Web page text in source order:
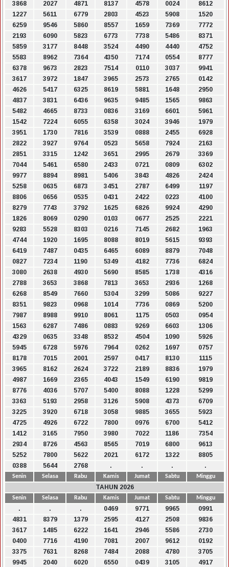
3868 2027 4871 8137 4578 0024
8612
1227
5611 6779 2803 4523 5908
1520
6259
9546 5860 8557 1659 7369
7772
2193
6090 5823 6773 7738 5486
8371
5859
3177 8448 3524 4490 4440
4752
5583
8962 7364 4350 7174 0554
8777
6378
9673 2823 7514 0110 3037
9941
3617
3972 1847 3965 2573 2765
0142
4626
5417 6325 8619 5881 1648
2950
4837
3831 6436 9635 9485 1565
9863
5482
4665 8733 0836 3169 6601
5961
1542
7224 6055 6358 3024 3946
1979
3951
1730 7816 3539 0888 2455
6928
2822
3927 9764 0523 5658 7924
2163
2851
3315 1242 3651 2995 2679
3369
7044
5461 6580 2433 0721 0809
6302
9977
8894 8981 5406 3843 4826
2424
5258
0635 6873 3451 2787 6499
1197
8806
0656 0535 0431 2422 0223
4100
8279
7743 3792 1625 6826 9924
4290
1826
8069 0290 0103 0677 2525
2221
9283
5528 8303 0216 7145 2682
1963
4744
1920 1695 8088 8019 5615
9393
6419
7487 0435 6465 6089 8879
7048
0827
7234 1190 5349 4182 7736
6824
3080
2638 4930 5690 8585 1738
4316
2788
3653 3868 7813 3653 2936
1268
6268
8549 7660 5304 3299 5086
9227
8351
9823 0968 1014 7736 0869
5200
7987
8988 9910 8061 1175 0503
0954
1563
6287 7486 0883 9269 6603
1306
4329
0635 3348 8532 4504 1090
5926
5945
6728 5976 7964 0262 1697
0757
8178
7015 2001 2597 0417 8130
1115
3965
8162 2624 3722 2189 8836
1979
4987
1669 2365 4043 1549 6190
9819
8776
4036 5707 5400 8088 1228
5299
3363
5193 2958 3126 5908 4373
6709
3225
3920 6718 3058 9885 3655
5923
4725
4926 6722 7800 0976 6700
5412
1412
3165 7950 3980 7022 1186
7354
2934
8726 4563 8565 7019 6800
9613
5252
7800 5622 2021 6172 1322
8805
0388
5644 2768 . . . .
Senin Selasa Rabu Kamis Jumat Sabtu Minggu
TAHUN 2026
Senin Selasa Rabu Kamis Jumat Sabtu Minggu
. . . 0469 9771 9965
0991
4831
8379 1379 2595 4127 2508
9836
3617
1485 6222 1641 2946 5586
2730
0400
7716 4190 7081 2007 9612
0192
3375
7631 8268 7484 2088 4780
3705
9945
2040 6020 6550 0439 3105
4917